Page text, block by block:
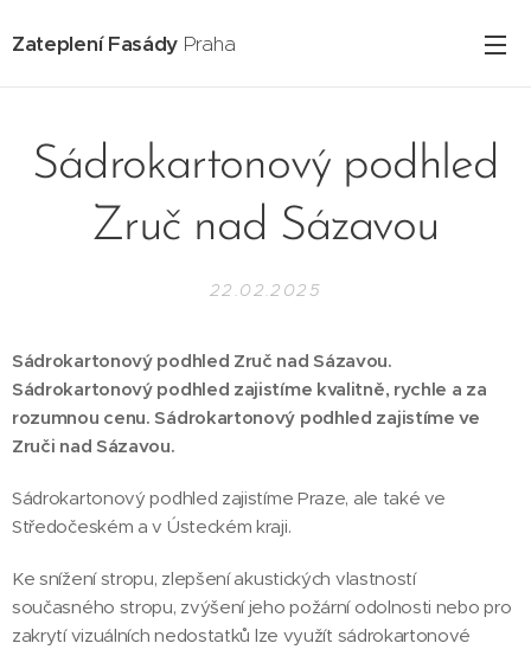
Zateplení Fasády Praha
Sádrokartonový podhled
Zruč nad Sázavou
22.02.2025
Sádrokartonový podhled Zruč nad Sázavou.
Sádrokartonový podhled zajistíme kvalitně, rychle a za
rozumnou cenu. Sádrokartonový podhled zajistíme ve
Zruči nad Sázavou.
Sádrokartonový podhled zajistíme Praze, ale také ve
Středočeském a v Ústeckém kraji.
Ke snížení stropu, zlepšení akustických vlastností
současného stropu, zvýšení jeho požární odolnosti nebo pro
zakrytí vizuálních nedostatků lze využít sádrokartonové